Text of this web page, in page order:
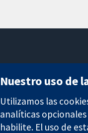
Nuestro uso de
Utilizamos las
analíticas
habilite. El uso de